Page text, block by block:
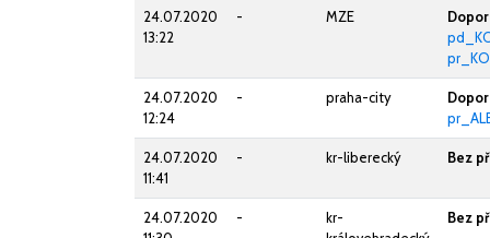
24.07.2020
13:22
- MZE
24.07.2020
12:24
- praha-city
24.07.2020
11:41
- kr-liberecký Bez
24.07.2020
-
kr-
Bez